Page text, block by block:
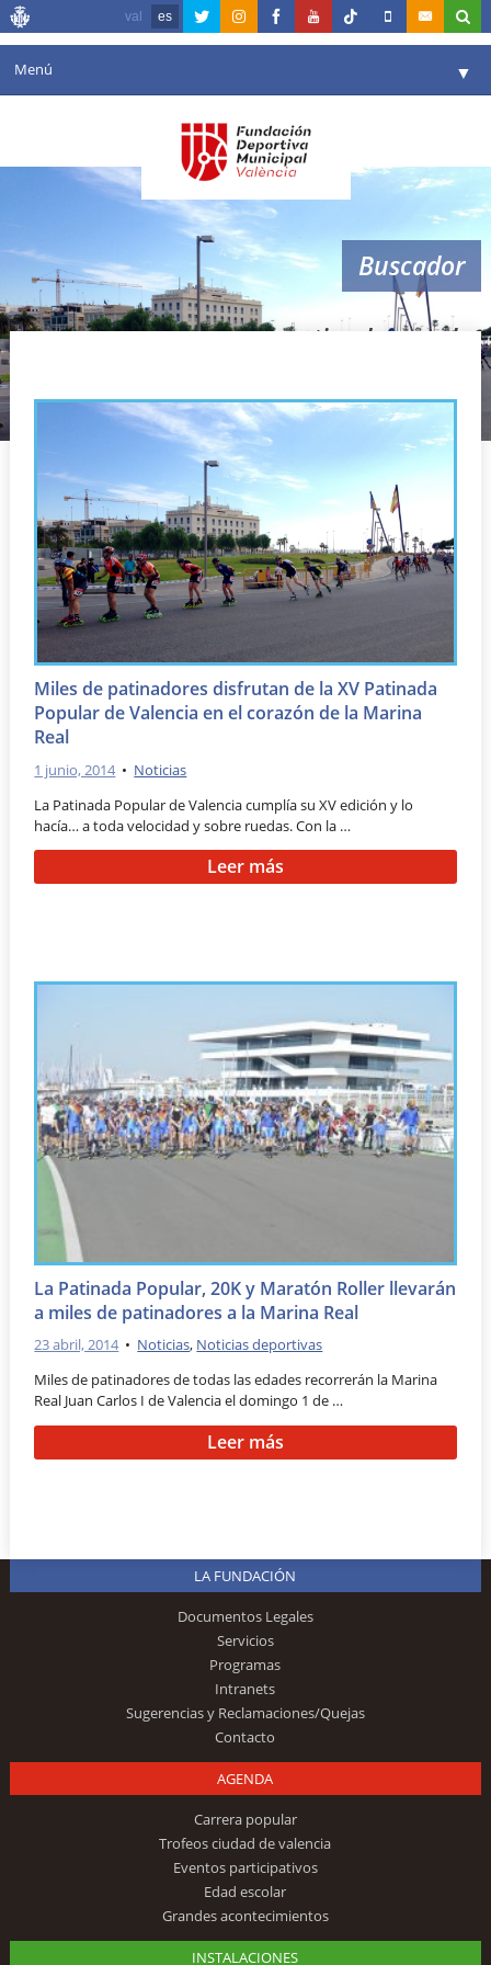
val es
Menú ▼
Agenda
▼
Comunicación ▼
Valencia en deporte
Buscador
patinada popular
Miles de patinadores disfrutan de la XV Patinada
Popular de Valencia en el corazón de la Marina
Real
1 junio, 2014 • Noticias
La Patinada Popular de Valencia cumplía su XV edición y lo
hacía… a toda velocidad y sobre ruedas. Con la …
Leer más
La Patinada Popular, 20K y Maratón Roller llevarán
a miles de patinadores a la Marina Real
23 abril, 2014 • Noticias, Noticias deportivas
Miles de patinadores de todas las edades recorrerán la Marina
Real Juan Carlos I de Valencia el domingo 1 de …
Leer más
LA FUNDACIÓN
Documentos Legales
Servicios
Programas
Intranets
Sugerencias y Reclamaciones/Quejas
Contacto
AGENDA
Carrera popular
Trofeos ciudad de valencia
Eventos participativos
Edad escolar
Grandes acontecimientos
INSTALACIONES